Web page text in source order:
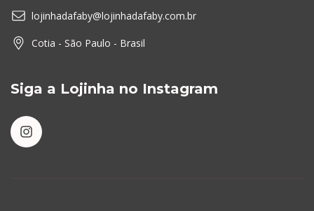
lojinhadafaby@lojinhadafaby.com.br
Cotia - São Paulo - Brasil
Siga a Lojinha no Instagram